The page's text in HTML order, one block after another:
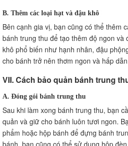
B. Thêm các loại hạt và đậu khô
Bên cạnh gia vị, bạn cũng có thể thêm
bánh trung thu để tạo thêm độ ngon và
khô phổ biến như hạnh nhân, đậu
cho bánh trở nên thơm ngon và hấp
VII. Cách bảo quản bánh trung
A. Đóng gói bánh trung thu
Sau khi làm xong bánh trung thu, bạn
quản và giữ cho bánh luôn tươi ngon.
phẩm hoặc hộp bánh để đựng bánh
bánh, bạn cũng có thể sử dụng hộp